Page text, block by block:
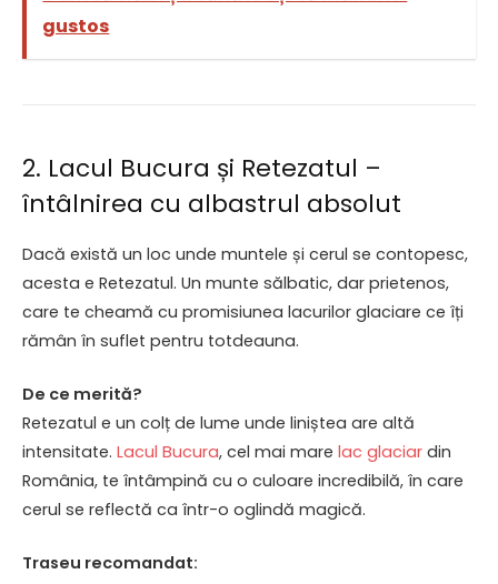
gustos
2. Lacul Bucura și Retezatul –
întâlnirea cu albastrul absolut
Dacă există un loc unde muntele și cerul se contopesc,
acesta e Retezatul. Un munte sălbatic, dar prietenos,
care te cheamă cu promisiunea lacurilor glaciare ce îți
rămân în suflet pentru totdeauna.
De ce merită?
Retezatul e un colț de lume unde liniștea are altă
intensitate. Lacul Bucura, cel mai mare lac glaciar din
România, te întâmpină cu o culoare incredibilă, în care
cerul se reflectă ca într-o oglindă magică.
Traseu recomandat: